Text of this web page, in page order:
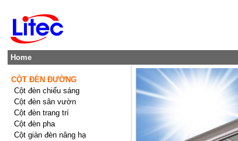
Home
CỘT ĐÈN ĐƯỜNG
Cột đèn chiếu sáng
Cột đèn sân vườn
Cột đèn trang trí
Cột đèn pha
Cột giàn đèn nâng hạ